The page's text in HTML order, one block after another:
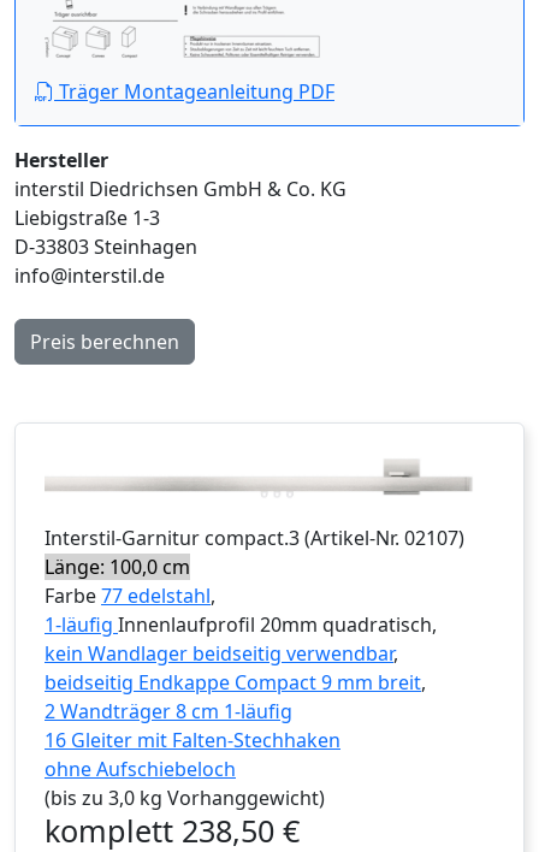
Träger Montageanleitung PDF
Hersteller
interstil Diedrichsen GmbH & Co. KG
Liebigstraße 1-3
D-33803 Steinhagen
info@interstil.de
Preis berechnen
Interstil-Garnitur compact.3(Artikel-Nr. 02107)
Länge: 100,0 cm
Farbe77 edelstahl,
1-läufig Innenlaufprofil 20mm quadratisch,
kein Wandlager beidseitig verwendbar,
beidseitig Endkappe Compact 9 mm breit,
2 Wandträger 8 cm 1-läufig
16 Gleiter mit Falten-Stechhaken
ohne Aufschiebeloch
(bis zu 3,0 kg Vorhanggewicht)
komplett 238,50 €